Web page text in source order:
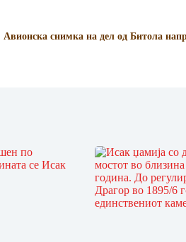
Авионска снимка на дел од Битола